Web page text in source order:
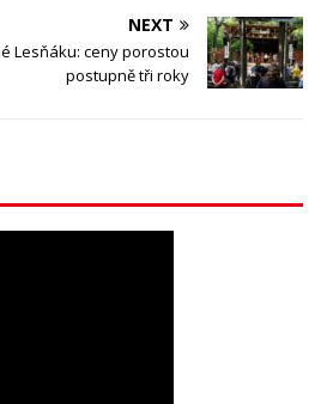
NEXT
Lesňáku: ceny porostou
postupně tři roky